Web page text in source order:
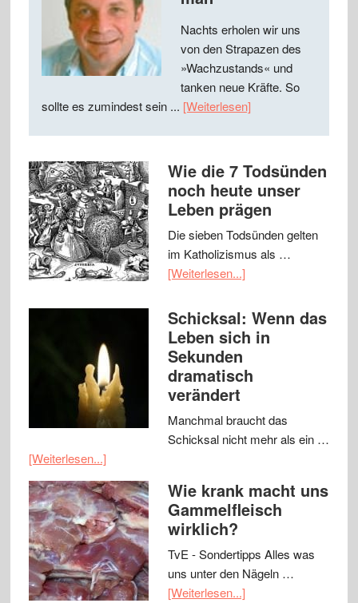
Nachts erholen wir uns
von den Strapazen des
»Wachzustands« und
tanken neue Kräfte. So
sollte es zumindest sein ... [Weiterlesen]
Wie die 7 Todsünden
noch heute unser
Leben prägen
Die sieben Todsünden gelten
im Katholizismus als …
[Weiterlesen...]
Schicksal: Wenn das
Leben sich in
Sekunden
dramatisch
verändert
Manchmal braucht das
Schicksal nicht mehr als ein …
[Weiterlesen...]
Wie krank macht uns
Gammelfleisch
wirklich?
TvE - Sondertipps Alles was
uns unter den Nägeln …
[Weiterlesen...]